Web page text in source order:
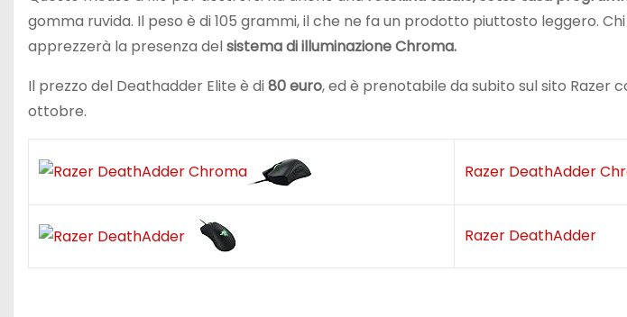
gomma ruvida. Il peso è di 105 grammi, il che ne fa un prodotto piuttosto leggero.
apprezzerà la presenza delsistema di illuminazione Chroma.
Il prezzo del Deathadder Elite è di80 euro, ed è prenotabile da subito sul sito Razer
ottobre.
Razer DeathAdder
Razer DeathAdder